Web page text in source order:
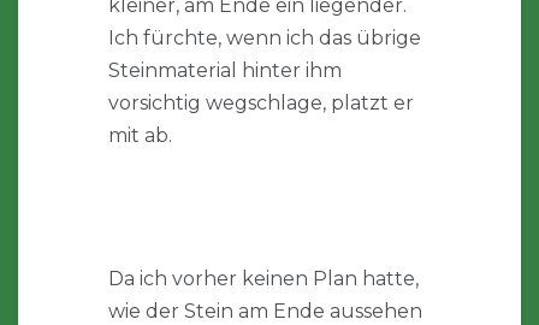
kleiner, am Ende ein liegender.
Ich fürchte, wenn ich das übrige
Steinmaterial hinter ihm
vorsichtig wegschlage, platzt er
mit ab.
Da ich vorher keinen Plan hatte,
wie der Stein am Ende aussehen